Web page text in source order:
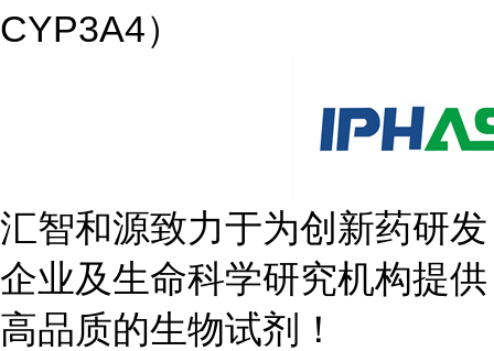
CYP3A4）
汇智和源致力于为创新药研发
企业及生命科学研究机构提供
高品质的生物试剂！